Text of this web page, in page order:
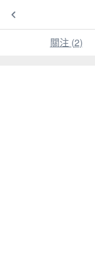
關注 (2)